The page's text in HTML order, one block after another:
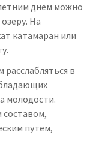
днём можно
На
катамаран или
в
молодости.
путем,